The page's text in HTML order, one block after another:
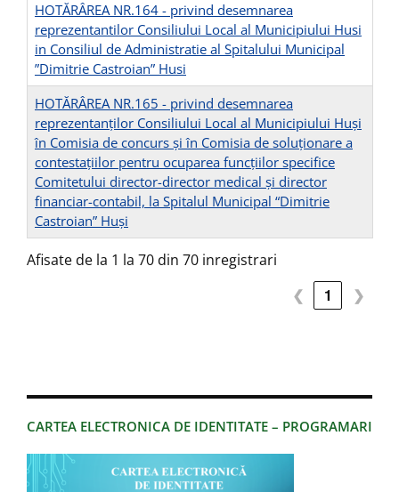
CARTEA ELECTRONICA DE IDENTITATE – PROGRAMARI
HOTĂRÂREA NR.164 - privind desemnarea
reprezentantilor Consiliului Local al Municipiului Husi
in Consiliul de Administratie al Spitalului Municipal
”Dimitrie Castroian” Husi
HOTĂRÂREA NR.165 - privind desemnarea
reprezentanților Consiliului Local al Municipiului Huși
în Comisia de concurs și în Comisia de soluționare a
contestațiilor pentru ocuparea funcțiilor specifice
Comitetului director-director medical și director
financiar-contabil, la Spitalul Municipal “Dimitrie
Castroian” Huși
Afisate de la 1 la 70 din 70 inregistrari
❮ 1 ❯